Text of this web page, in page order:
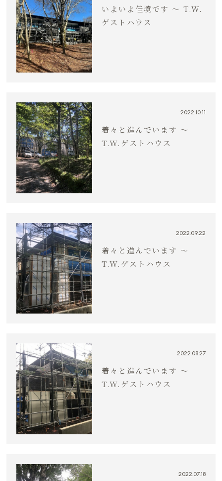
いよいよ佳境です 〜 T.W.
ゲストハウス
2022.10.11
着々と進んでいます 〜
T.W.ゲストハウス
2022.09.22
着々と進んでいます 〜
T.W.ゲストハウス
2022.08.27
着々と進んでいます 〜
T.W.ゲストハウス
2022.07.18